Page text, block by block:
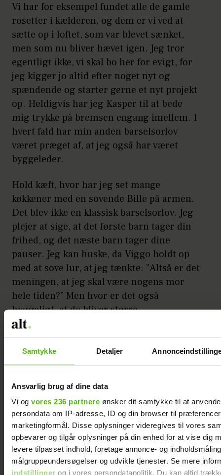
Samtykke Detaljer
Ansvarlig brug af dine data
Vi og vores 236 partnere ønsker dit samtykke til at
persondata om IP-adresse, ID og din browser til
marketingformål. Disse oplysninger videregives til vores
opbevarer og tilgår oplysninger på din enhed for at vise dig
levere tilpasset indhold, foretage annonce- og
målgruppeundersøgelser og udvikle tjenester. Se mere
indstillinger og i vores persondatapolitik. Du kan altid
Vi har for eksempel fundet alle de gamle
rosetter i kælderen, og dem er vi ved at
sætte op i loftet, som var blevet sænket,
men som nu bliver hævet igen. Jeg tror
egentligt ikke, vi skal bo her for evigt, for
jeg kigger jo altid efter noget nyt og
spændende og starter gerne et nyt projekt
op. Heldigvis har jeg Kasper til at bede
mig trykke på bremsen engang imellem. I
hvert fald har min anden barselsorlov
været præget af, at jeg også har været
byggeleder.
Hold kæft, hvor har jeg set mange
køkkener med en sovende Bille på armen.
Det blev ikke en klassisk barselsorlov. Jeg
plejer at sige, at det første barn tager din
frihed, og det næste barn tager dine
pauser. Jeg kan huske, da Viggo holdt op
med at sove lur, at jeg tænkte: ”Altså er det
meningen, at jeg skal være nogens mor
hele tiden?” Men hvor er det også
hyggeligt, at de bliver større.
Nu kan jeg jo tale med Viggo, og jeg har tit
lyst til at pjække en hel dag med ham bare
for at sidde og snakke."